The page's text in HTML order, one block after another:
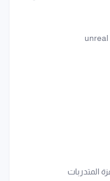
المتدربات